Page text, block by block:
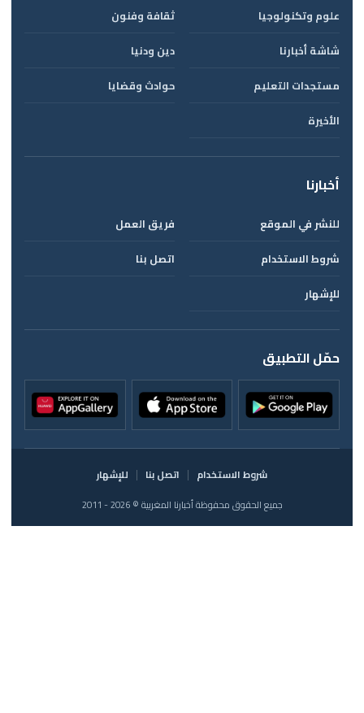
علوم وتكنولوجيا
ثقافة وفنون
شاشة أخبارنا
دين ودنيا
مستجدات التعليم
حوادث وقضايا
الأخيرة
أخبارنا
للنشر في الموقع
فريق العمل
شروط الاستخدام
اتصل بنا
للإشهار
حمّل التطبيق
شروط الاستخدام اتصل بنا
للإشهار
جميع الحقوق محفوظة أخبارنا المغربية © 2026 - 2011